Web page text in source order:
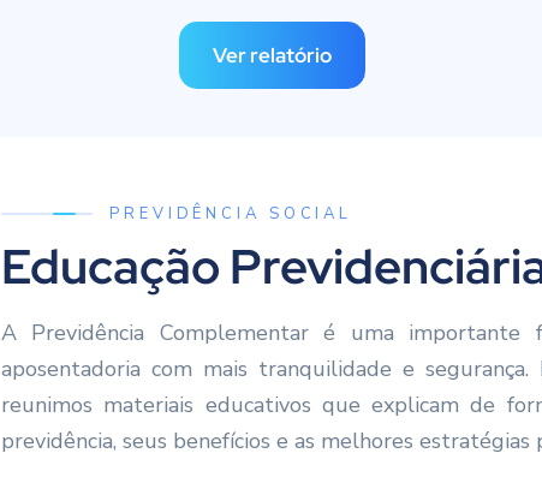
Ver relatório
PREVIDÊNCIA SOCIAL
Educação
A Previdência Complementar é uma importante
aposentadoria com mais tranquilidade e
reunimos materiais educativos que explicam de
previdência, seus benefícios e as melhores